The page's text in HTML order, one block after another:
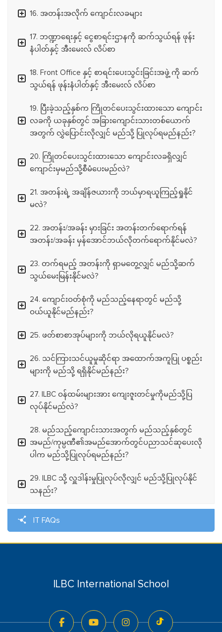
16. အတန်းအလိုက် ကျောင်းလခများ
17. ဘဏ္ဍာရေးနှင့် ငွေစာရင်းဌာနကို ဆက်သွယ်ရန် ဖုန်း
နံပါတ်နှင့် အီးမေးလ် လိပ်စာ
18. Front Office နှင့် စာရင်းပေးသွင်းခြင်းအဖွဲ့ ကို ဆက်
သွယ်ရန် ဖုန်းနံပါတ်နှင့် အီးမေးလ် လိပ်စာ
19. ပြီးခဲ့သည့်နှစ်က ကြိုတင်ပေးသွင်းထားသော ကျောင်း
လခကို ယခုနှစ်တွင် အခြားကျောင်းသားတစ်ယောက်
အတွက် လွှဲပြောင်းလိုလျှင် မည်သို့ ပြုလုပ်ရမည်နည်း?
20. ကြိုတင်ပေးသွင်းထားသော ကျောင်းလခရှိလျှင်
ကျောင်းမှမည်သို့စီမံပေးမည်လဲ?
21. အတန်းရဲ့ အချိန်ဇယားကို ဘယ်မှာရယူကြည့်ရှုနိုင်
မလဲ?
22. အတန်း/အခန်း မှားခြင်း အတန်းတက်ရောက်ရန်
အတန်း/အခန်း မှန်အောင်ဘယ်လိုတက်ရောက်နိုင်မလဲ?
23. တက်ရမည့် အတန်းကို ရှာမတွေ့လျှင် မည်သို့ဆက်
သွယ်မေးမြန်းနိုင်မလဲ?
24. ကျောင်းဝတ်စုံကို မည်သည့်နေရာတွင် မည်သို့
ဝယ်ယူနိုင်မည်နည်း?
25. ဖတ်စာစာအုပ်များကို ဘယ်လိုရယူနိုင်မလဲ?
26. သင်ကြားသင်ယူမှုဆိုင်ရာ အထောက်အကူပြု ပစ္စည်း
များကို မည်သို့ ရရှိနိုင်မည်နည်း?
27. ILBC ဝန်ထမ်းများအား ကျေးဇူးတင်မှုကိုမည်သို့ပြ
လုပ်နိုင်မည်လဲ?
28. မည်သည့်ကျောင်းသားအတွက် မည်သည့်နှစ်တွင်
အမည်/ကုမ္ပဏီ၏အမည်အောက်တွင်ပညာသင်ဆုပေးလို
ပါက မည်သို့ပြုလုပ်ရမည်နည်း?
29. ILBC သို့ လှူဒါန်းမှုပြုလုပ်လိုလျှင် မည်သို့ပြုလုပ်နိုင်
သနည်း?
IT FAQs
ILBC International School